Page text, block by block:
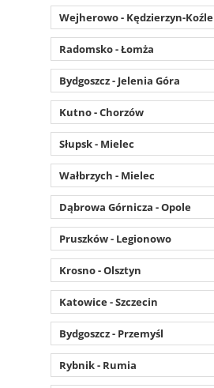
Wejherowo - Kędzierzyn-Koźle
Radomsko - Łomża
Bydgoszcz - Jelenia Góra
Kutno - Chorzów
Słupsk - Mielec
Wałbrzych - Mielec
Dąbrowa Górnicza - Opole
Pruszków - Legionowo
Krosno - Olsztyn
Katowice - Szczecin
Bydgoszcz - Przemyśl
Rybnik - Rumia